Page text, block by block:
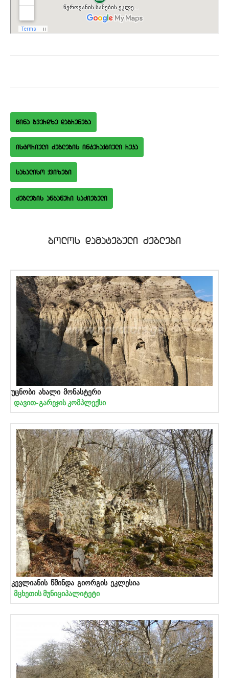
wina gverdze dabruneba
istoriuli Zeglebis interaqtiuli ruka
saxaliso qvizebi
bolos damatebuli Zeglebi
უცნობი ახალი მონასტერი
დავით-გარეჯის კომპლექსი
კევლიანის წმინდა გიორგის ეკლესია
მცხეთის მუნიციპალიტეტი